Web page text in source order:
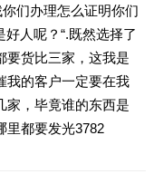
们办理怎么证明你们
好人呢？“.既然选择了
要货比三家，这我是
我的客户一定要在我
家，毕竟谁的东西是
里都要发光3782